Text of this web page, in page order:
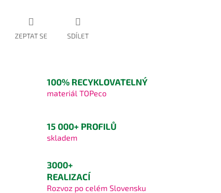
ZEPTAT SE SDÍLET
100% RECYKLOVATELNÝ
materiál TOPeco
15 000+ PROFILŮ
skladem
3000+
REALIZACÍ
Rozvoz po celém Slovensku